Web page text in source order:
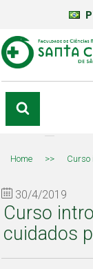
Home >>
30/4/2019
Curso
cuidados